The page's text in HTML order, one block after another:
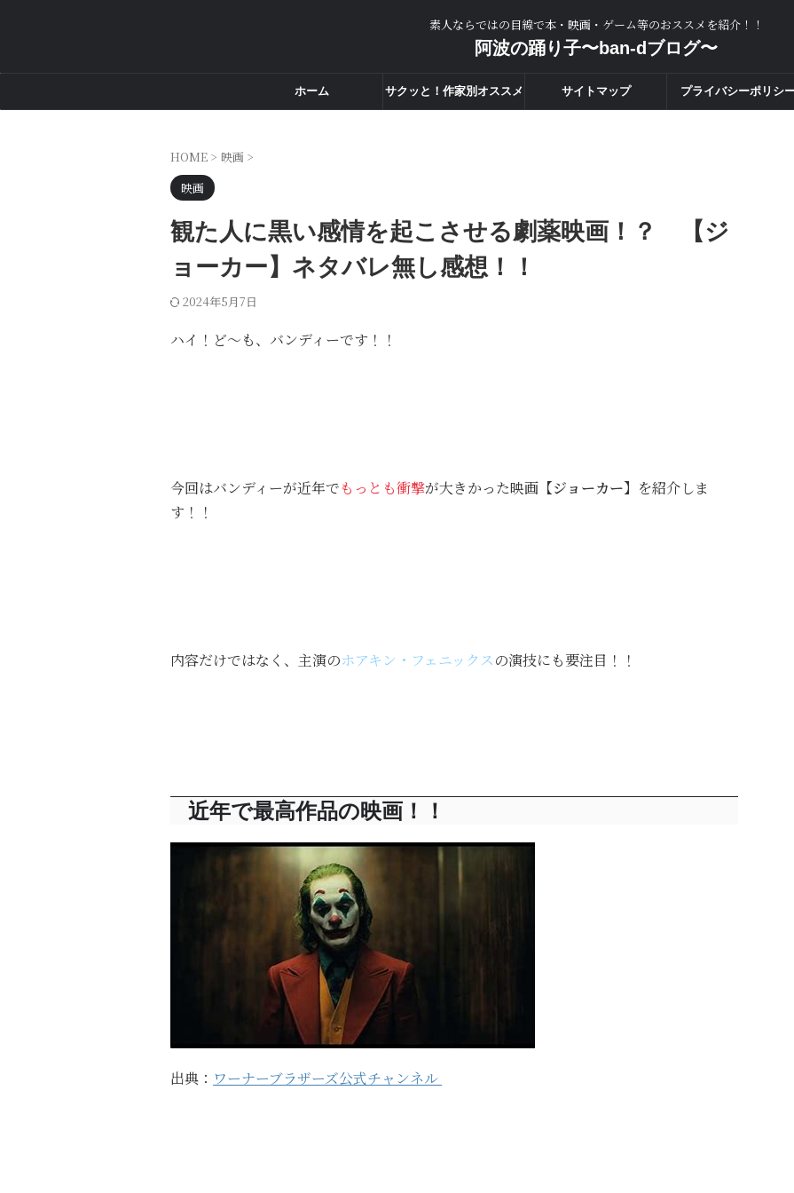
素人ならではの目線で本・映画・ゲーム等のおススメを紹介！！
阿波の踊り子〜ban-dブログ〜
ホーム サクッと！作家別オススメ サイトマップ プライバシーポリシ
HOME > 映画 >
映画
観た人に黒い感情を起こさせる劇薬映画！？ 【ジ
ョーカー】ネタバレ無し感想！！
2024年5月7日
ハイ！ど～も、バンディーです！！
今回はバンディーが近年でもっとも衝撃が大きかった映画 【ジョーカー】 を紹介しま
す！！
内容だけではなく、主演のホアキン・フェニックスの演技にも要注目！！
近年で最高作品の映画！！
出典： ワーナーブラザーズ公式チャンネル